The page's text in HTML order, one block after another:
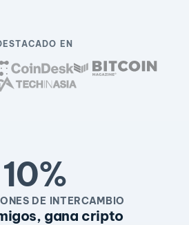
EN
10%
DE INTERCAMBIO
gana cripto